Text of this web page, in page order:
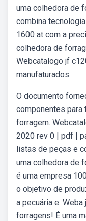
uma colhedora de
combina
1600 at com a
colhedora de
Webcatalogo jf
manufaturados.
O documento
componentes
forragem.
2020 rev 0 | pdf |
listas de peças e
uma colhedora de
é uma empresa
o objetivo de
a pecuária e.
forragens! É uma